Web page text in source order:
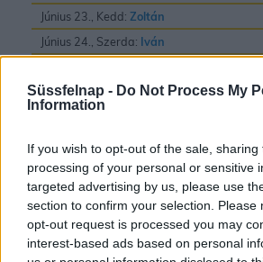
Süssfelnap - Do Not Process My
Information
If you wish to opt-out of the sale,
processing of your personal or sensitive
targeted advertising by us, please use
section to confirm your selection. Please
opt-out request is processed you may
interest-based ads based on personal
Június 23., Kedd: Zoltán
Június 24., Szerda: Iván
Június 26., Péntek: János ésPál
Június 28., Vasárnap:
Irén
Levente
Június 29., Hétfő:PálésPéter
Június 30., Kedd:Pál